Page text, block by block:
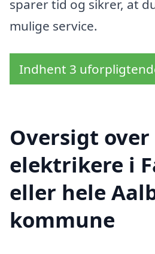
sparer tid og sikrer, at
mulige service.
Indhent 3
Oversigt over
elektrikere i
eller hele
kommune